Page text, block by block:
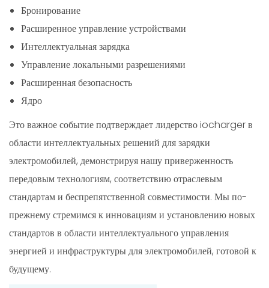
Бронирование
Расширенное управление устройствами
Интеллектуальная зарядка
Управление локальными разрешениями
Расширенная безопасность
Ядро
Это важное событие подтверждает лидерство iocharger в
области интеллектуальных решений для зарядки
электромобилей, демонстрируя нашу приверженность
передовым технологиям, соответствию отраслевым
стандартам и беспрепятственной совместимости. Мы по-
прежнему стремимся к инновациям и установлению новых
стандартов в области интеллектуального управления
энергией и инфраструктуры для электромобилей, готовой к
будущему.